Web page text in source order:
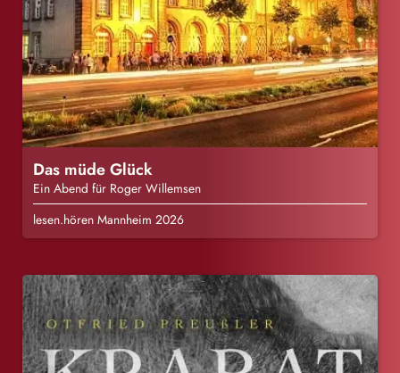
Das müde Glück
Ein Abend für Roger Willemsen
lesen.hören Mannheim 2026